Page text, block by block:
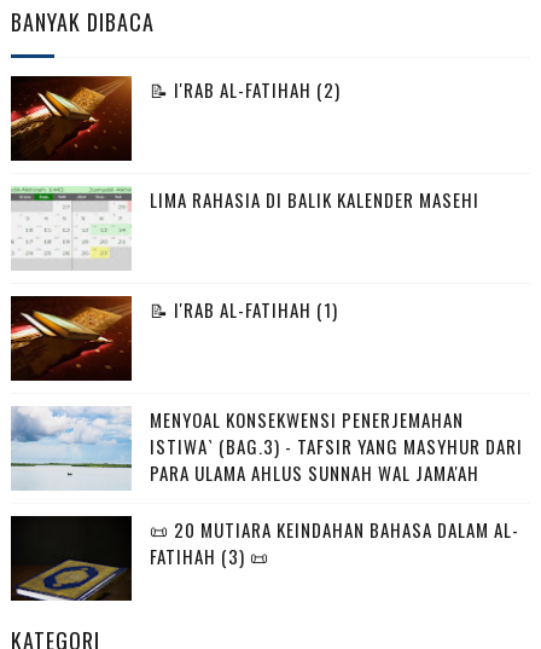
BANYAK DIBACA
📝 I'RAB AL-FATIHAH (2)
LIMA RAHASIA DI BALIK KALENDER MASEHI
📝 I'RAB AL-FATIHAH (1)
MENYOAL KONSEKWENSI PENERJEMAHAN
ISTIWA` (BAG.3) - TAFSIR YANG MASYHUR DARI
PARA ULAMA AHLUS SUNNAH WAL JAMA'AH
📜 20 MUTIARA KEINDAHAN BAHASA DALAM AL-
FATIHAH (3) 📜
KATEGORI